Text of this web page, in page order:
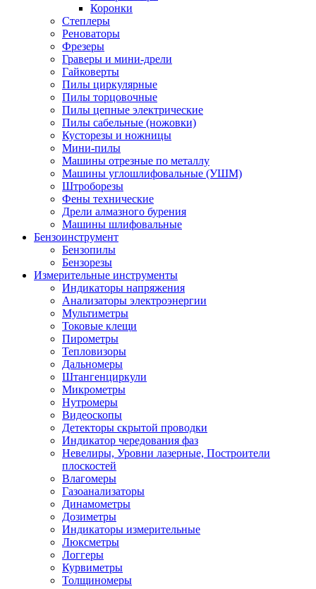
Коронки
Степлеры
Реноваторы
Фрезеры
Граверы и мини-дрели
Гайковерты
Пилы циркулярные
Пилы торцовочные
Пилы цепные электрические
Пилы сабельные (ножовки)
Кусторезы и ножницы
Мини-пилы
Машины отрезные по металлу
Машины углошлифовальные (УШМ)
Штроборезы
Фены технические
Дрели алмазного бурения
Машины шлифовальные
Бензоинструмент
Бензопилы
Бензорезы
Измерительные инструменты
Индикаторы напряжения
Анализаторы электроэнергии
Мультиметры
Токовые клещи
Пирометры
Тепловизоры
Дальномеры
Штангенциркули
Микрометры
Нутромеры
Видеоскопы
Детекторы скрытой проводки
Индикатор чередования фаз
Невелиры, Уровни лазерные, Построители
плоскостей
Влагомеры
Газоанализаторы
Динамометры
Дозиметры
Индикаторы измерительные
Люксметры
Логгеры
Курвиметры
Толщиномеры